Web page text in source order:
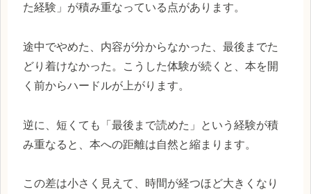
た経験」が積み重なっている点があります。
途中でやめた、内容が分からなかった、最後までた
どり着けなかった。こうした体験が続くと、本を開
く前からハードルが上がります。
逆に、短くても「最後まで読めた」という経験が積
み重なると、本への距離は自然と縮まります。
この差は小さく見えて、時間が経つほど大きくなり